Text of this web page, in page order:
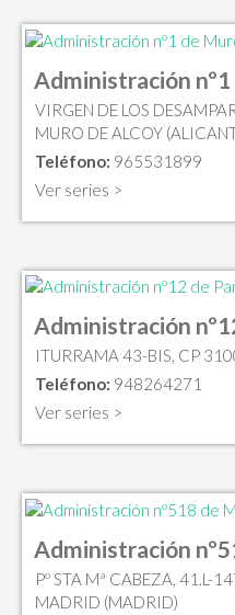
Administración
VIRGEN DE LOS
MURO DE ALCOY
Teléfono: 965531899
Ver series >
Administración
ITURRAMA 43-BIS, CP
Teléfono: 948264271
Ver series >
Administración
Pº STA Mª CABEZA, 41.L-
MADRID (MADRID)